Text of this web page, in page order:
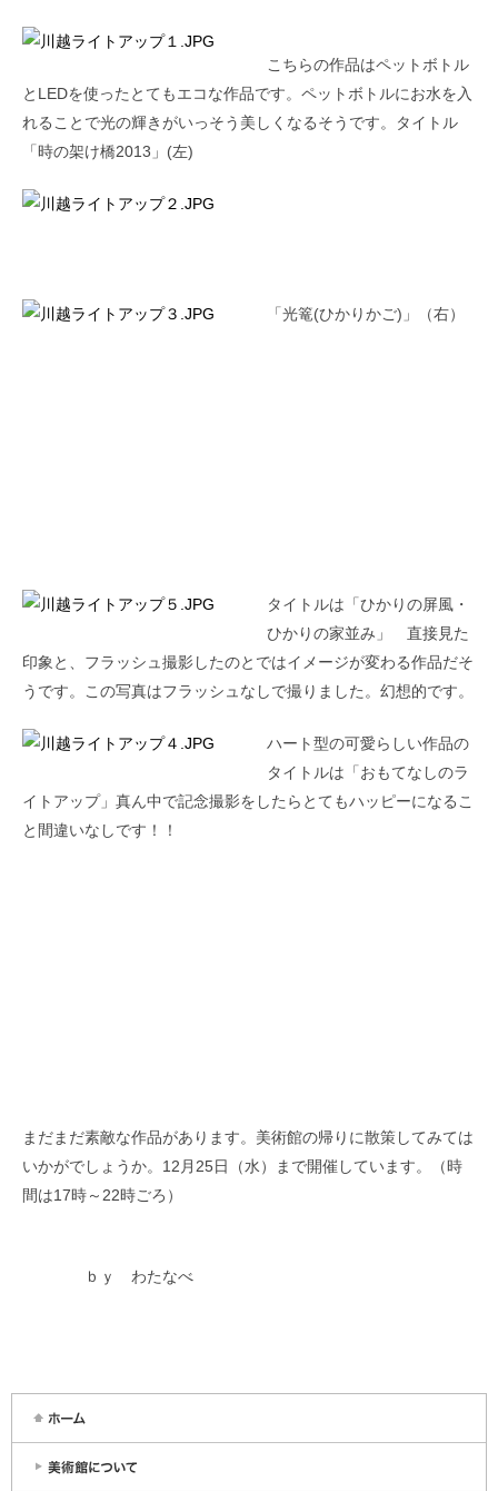
こちらの作品はペットボトル
とLEDを使ったとてもエコな作品です。ペットボトルにお水を入
れることで光の輝きがいっそう美しくなるそうです。タイトル
「時の架け橋2013」(左)
「光篭(ひかりかご)」（右）
タイトルは「ひかりの屏風・
ひかりの家並み」 直接見た
印象と、フラッシュ撮影したのとではイメージが変わる作品だそ
うです。この写真はフラッシュなしで撮りました。幻想的です。
ハート型の可愛らしい作品の
タイトルは「おもてなしのラ
イトアップ」真ん中で記念撮影をしたらとてもハッピーになるこ
と間違いなしです！！
まだまだ素敵な作品があります。美術館の帰りに散策してみては
いかがでしょうか。12月25日（水）まで開催しています。（時
間は17時～22時ごろ）
ｂｙ わたなべ